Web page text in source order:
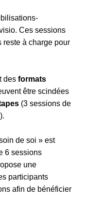
Ces sessions
reste à charge pour
des formats
être scindées
(3 sessions de
de soi » est
6 sessions
une
participants
afin de bénéficier